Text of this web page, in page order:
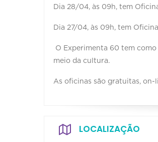
Dia 28/04, às 09h, tem
Dia 27/04, às 09h, tem
O Experimenta 60 ⁣tem
meio da cultura.
As oficinas são gratuitas, on-
LOCALIZAÇÃO